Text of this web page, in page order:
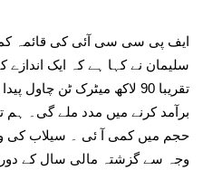
ایف پی سی سی آئی کی قائمہ
سلیمان نے کہا ہے کہ ایک
تقریبا 90 لاکھ میٹرک ٹن
برآمد کرنے میں مدد ملے گی۔
حجم میں کمی آ ئی ۔ سیلاب کی
وجہ سے گزشتہ مالی سال کے